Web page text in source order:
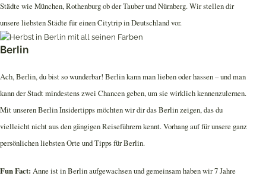
Städte wie München, Rothenburg ob der Tauber und Nürnberg. Wir stellen dir
unsere liebsten Städte für einen Citytrip in Deutschland vor.
Berlin
Ach, Berlin, du bist so wunderbar! Berlin kann man lieben oder hassen – und man
kann der Stadt mindestens zwei Chancen geben, um sie wirklich kennenzulernen.
Mit unseren Berlin Insidertipps möchten wir dir das Berlin zeigen, das du
vielleicht nicht aus den gängigen Reiseführern kennt. Vorhang auf für unsere ganz
persönlichen liebsten Orte und Tipps für Berlin.
Fun Fact: Anne ist in Berlin aufgewachsen und gemeinsam haben wir 7 Jahre